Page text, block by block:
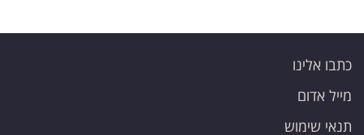
כתבו אלינו
מייל אדום
תנאי שימוש